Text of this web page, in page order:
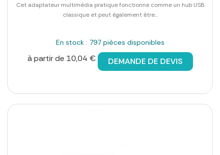
Cet adaptateur multimédia pratique fonctionne comme un hub USB
classique et peut également être...
En stock : 797 pièces disponibles
à partir de 10,04 € DEMANDE DE DEVIS